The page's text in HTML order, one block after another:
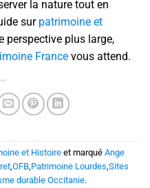
la nature tout en
sur patrimoine et
perspective plus large,
France vous attend.
et Histoireet marqué Ange
,OFB,Patrimoine Lourdes,Sites
durable Occitanie.